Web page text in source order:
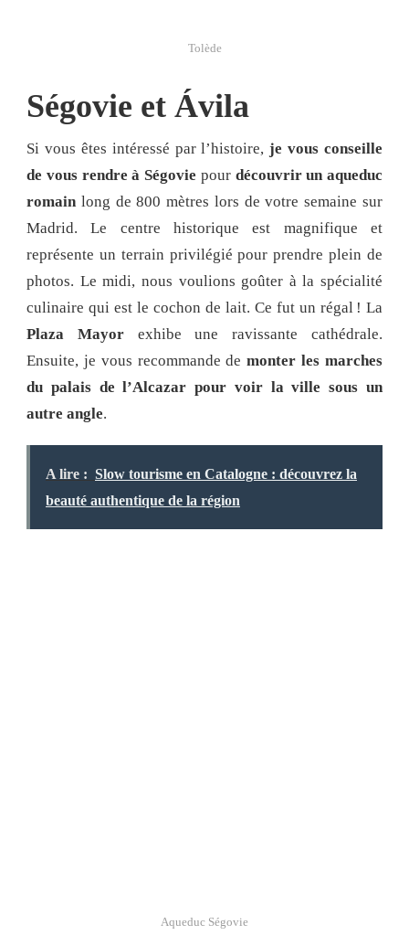
Tolède
Ségovie et Ávila
Si vous êtes intéressé par l’histoire,je vous conseille
de vous rendre à Ségovie pour découvrir un aqueduc
romainlong de 800 mètres lors de votre semaine sur
Madrid. Le centre historique est magnifique et
représente un terrain privilégié pour prendre plein de
photos. Le midi, nous voulions goûter à la spécialité
culinaire qui est le cochon de lait. Ce fut un régal ! La
Plaza Mayorexhibe une ravissante cathédrale.
Ensuite, je vous recommande demonter les marches
du palais de l’Alcazar pour voir la ville sous un
autre angle.
A lire : Slow tourisme en Catalogne : découvrez la
beauté authentique de la région
Aqueduc Ségovie